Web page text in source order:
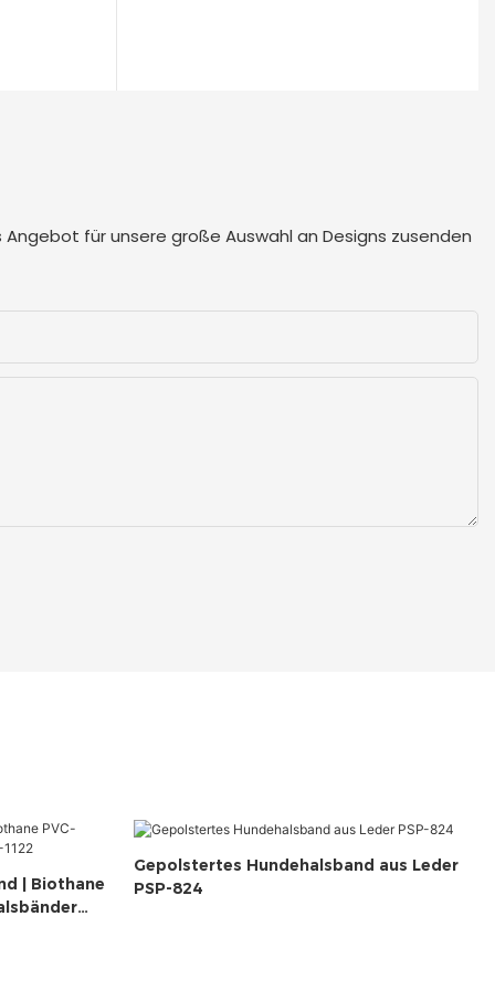
für unsere große Auswahl an Designs zusenden
| Biothane
Gepolstertes Hundehalsband aus Leder
PSP-824